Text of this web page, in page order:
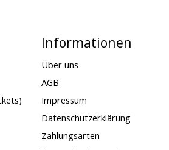
Informationen
Über uns
AGB
Impressum
Datenschutzerklärung
Zahlungsarten